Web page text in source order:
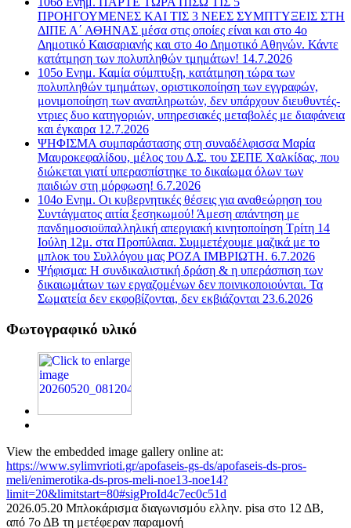
ΠΡΟΗΓΟΥΜΕΝΕΣ ΚΑΙ ΤΙΣ 3 ΝΕΕΣ ΣΥΜΠΤΥΞΕΙΣ ΣΤΗ
ΔΙΠΕ Α΄ ΑΘΗΝΑΣ μέσα στις οποίες είναι και στο 4ο
Δημοτικό Καισαριανής και στο 4ο Δημοτικό Αθηνών. Κάντε
κατάτμηση των πολυπληθών τμημάτων! 14.7.2026
105ο Ενημ. Καμία σύμπτυξη, κατάτμηση τώρα των
πολυπληθών τμημάτων, οριστικοποίηση των εγγραφών,
μονιμοποίηση των αναπληρωτών, δεν υπάρχουν διευθυντές-
ντριες δυο κατηγοριών, υπηρεσιακές μεταβολές με διαφάνεια
και έγκαιρα 12.7.2026
ΨΗΦΙΣΜΑ συμπαράστασης στη συναδέλφισσα Μαρία
Μαυροκεφαλίδου, μέλος του Δ.Σ. του ΣΕΠΕ Χαλκίδας, που
διώκεται γιατί υπερασπίστηκε το δικαίωμα όλων των
παιδιών στη μόρφωση! 6.7.2026
104ο Ενημ. Οι κυβερνητικές θέσεις για αναθεώρηση του
Συντάγματος αιτία ξεσηκωμού! Άμεση απάντηση με
πανδημοσιοϋπαλληλική απεργιακή κινητοποίηση Τρίτη 14
Ιούλη 12μ. στα Προπύλαια. Συμμετέχουμε μαζικά με το
μπλοκ του Συλλόγου μας ΡΟΖΑ ΙΜΒΡΙΩΤΗ. 6.7.2026
Ψήφισμα: Η συνδικαλιστική δράση & η υπεράσπιση των
δικαιωμάτων των εργαζομένων δεν ποινικοποιούνται. Τα
Σωματεία δεν εκφοβίζονται, δεν εκβιάζονται 23.6.2026
Φωτογραφικό υλικό
View the embedded image gallery online at:
https://www.sylimvrioti.gr/apofaseis-gs-ds/apofaseis-ds-pros-
meli/enimerotika-ds-pros-meli-noe13-noe14?
limit=20&limitstart=80#sigProId4c7ec0c51d
2026.05.20 Μπλοκάρισμα διαγωνισμόυ ελλην. pisa στο 12 ΔΒ,
από 7ο ΔΒ τη μετέφεραν παραμονή